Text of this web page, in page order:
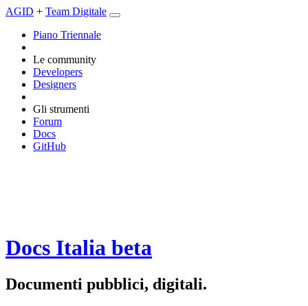
AGID + Team Digitale
Piano Triennale
Le community
Developers
Designers
Gli strumenti
Forum
Docs
GitHub
Docs Italia beta
Documenti pubblici, digitali.